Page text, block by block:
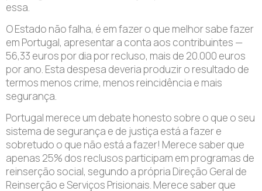
essa.
O Estado não falha, é em fazer o que melhor sabe fazer
em Portugal, apresentar a conta aos contribuintes —
56,33 euros por dia por recluso, mais de 20.000 euros
por ano. Esta despesa deveria produzir o resultado de
termos menos crime, menos reincidência e mais
segurança.
Portugal merece um debate honesto sobre o que o seu
sistema de segurança e de justiça está a fazer e
sobretudo o que não está a fazer! Merece saber que
apenas 25% dos reclusos participam em programas de
reinserção social, segundo a própria Direção Geral de
Reinserção e Serviços Prisionais. Merece saber que